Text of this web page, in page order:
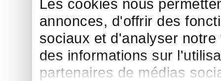
Les cookies nous
annonces, d'offrir des
sociaux et d'analyser
des informations sur
partenaires de médias